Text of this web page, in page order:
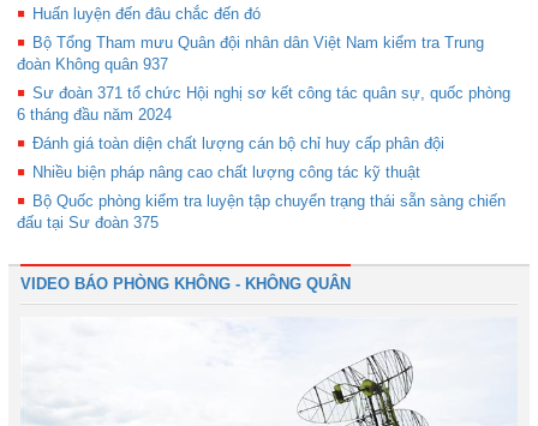
Huấn luyện đến đâu chắc đến đó
Bộ Tổng Tham mưu Quân đội nhân dân Việt Nam kiểm tra Trung
đoàn Không quân 937
Sư đoàn 371 tổ chức Hội nghị sơ kết công tác quân sự, quốc phòng
6 tháng đầu năm 2024
Đánh giá toàn diện chất lượng cán bộ chỉ huy cấp phân đội
Nhiều biện pháp nâng cao chất lượng công tác kỹ thuật
Bộ Quốc phòng kiểm tra luyện tập chuyển trạng thái sẵn sàng chiến
đấu tại Sư đoàn 375
VIDEO BÁO PHÒNG KHÔNG - KHÔNG QUÂN